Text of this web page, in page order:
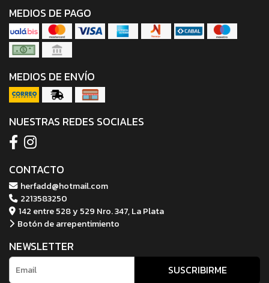
MEDIOS DE PAGO
MEDIOS DE ENVÍO
NUESTRAS REDES SOCIALES
CONTACTO
herfadd@hotmail.com
2213583250
142 entre 528 y 529 Nro. 347, La Plata
Botón de arrepentimiento
NEWSLETTER
SUSCRIBIRME